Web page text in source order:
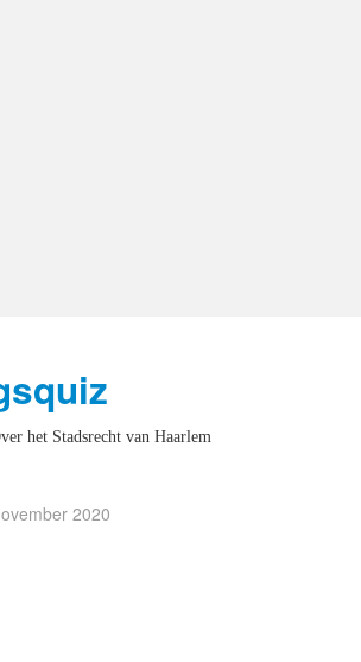
het Stadsrecht van Haarlem
2020